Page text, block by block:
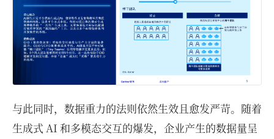
与此同时，数据重力的法则依然生效且愈发严苛。随着
生成式 AI 和多模态交互的爆发，企业产生的数据量呈